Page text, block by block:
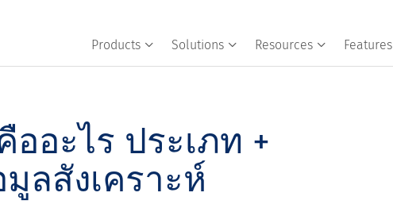
Products Solutions Resources Features
อะไร ประเภท +
ลสังเคราะห์